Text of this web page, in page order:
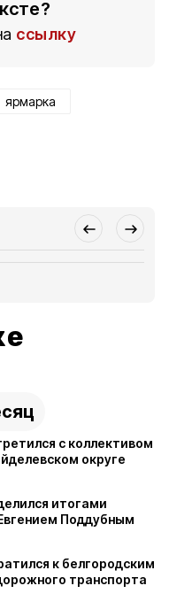
ссылку
ярмарка
с коллективом
округе
итогами
Поддубным
к белгородским
транспорта